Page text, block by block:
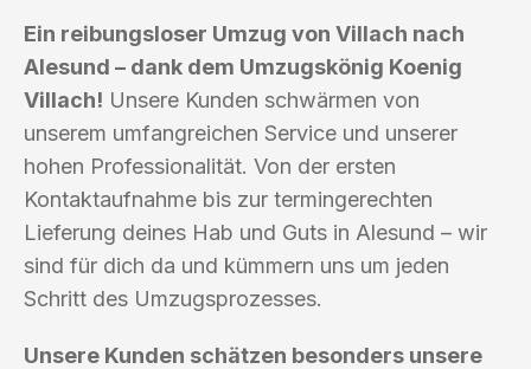
Ein reibungsloser Umzug von Villach nach
Alesund – dank dem Umzugskönig Koenig
Villach! Unsere Kunden schwärmen von
unserem umfangreichen Service und unserer
hohen Professionalität. Von der ersten
Kontaktaufnahme bis zur termingerechten
Lieferung deines Hab und Guts in Alesund – wir
sind für dich da und kümmern uns um jeden
Schritt des Umzugsprozesses.
Unsere Kunden schätzen besonders unsere